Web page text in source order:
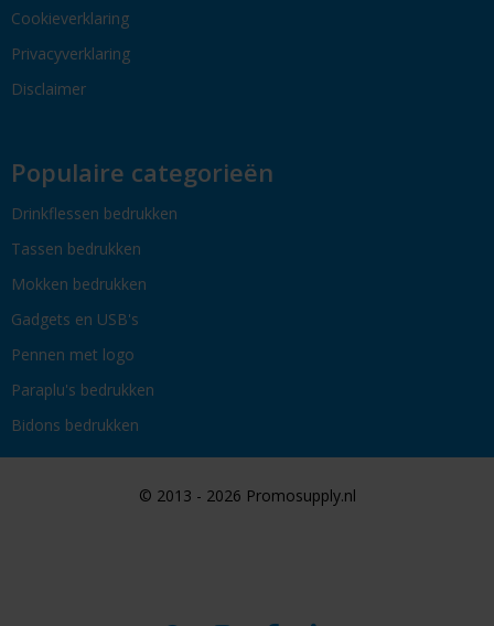
Cookieverklaring
Privacyverklaring
Disclaimer
Populaire categorieën
Drinkflessen bedrukken
Tassen bedrukken
Mokken bedrukken
Gadgets en USB's
Pennen met logo
Paraplu's bedrukken
Bidons bedrukken
© 2013 - 2026 Promosupply.nl